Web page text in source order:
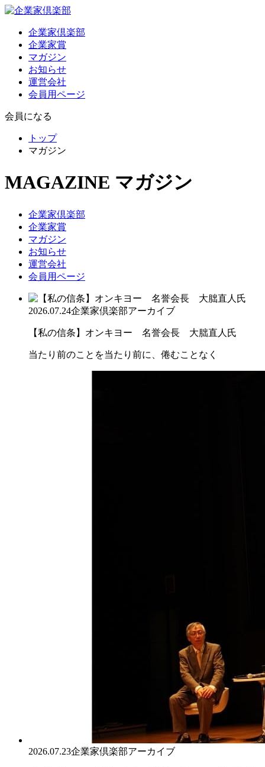
企業家倶楽部
企業家賞
マガジン
お知らせ
運営会社
会員用ページ
会員になる
トップ
マガジン
MAGAZINE マガジン
企業家倶楽部
企業家賞
マガジン
お知らせ
運営会社
会員用ページ
2026.07.24企業家倶楽部アーカイブ
【私の信条】オンキヨー 名誉会長 大朏直人氏
当たり前のことを当たり前に、倦むことなく
2026.07.23企業家倶楽部アーカイブ